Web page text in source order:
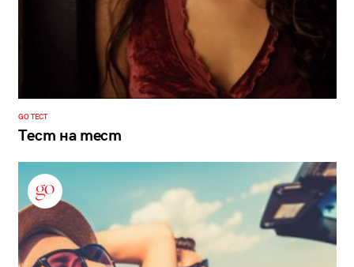
GO ТЕСТ
Тест на тест